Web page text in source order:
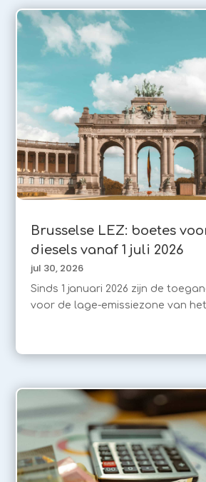
Brusselse LEZ: boetes
diesels vanaf 1 juli 2026
jul 30, 2026
Sinds 1 januari 2026 zijn de
voor de lage-emissiezone van